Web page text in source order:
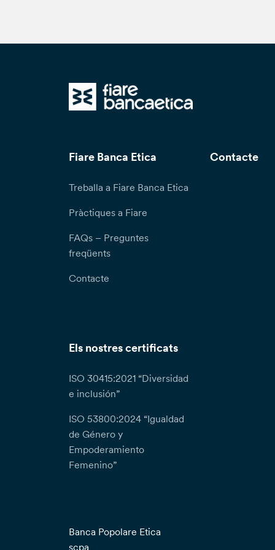
Fiare Banca Etica
Treballa a Fiare Banca Etica
Pràctiques a Fiare
FAQs – Preguntes
freqüents
Contacte
Contacte
Els nostres certificats
ISO 30415:2021 “Diversidad
e inclusión”
ISO 53800:2024 “Igualdad
de Género y
Empoderamiento
Femenino”
Banca Popolare Etica
scpa